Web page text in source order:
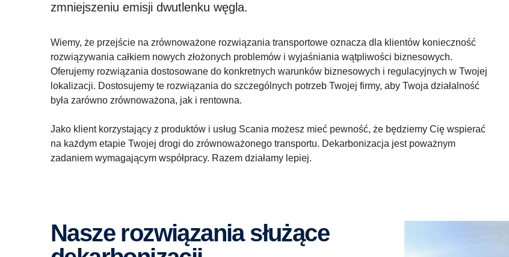
zmniejszeniu emisji dwutlenku węgla.
Wiemy, że przejście na zrównoważone rozwiązania transportowe oznacza dla klientów konieczność
rozwiązywania całkiem nowych złożonych problemów i wyjaśniania wątpliwości biznesowych.
Oferujemy rozwiązania dostosowane do konkretnych warunków biznesowych i regulacyjnych w Twojej
lokalizacji. Dostosujemy te rozwiązania do szczególnych potrzeb Twojej firmy, aby Twoja działalność
była zarówno zrównoważona, jak i rentowna.
Jako klient korzystający z produktów i usług Scania możesz mieć pewność, że będziemy Cię wspierać
na każdym etapie Twojej drogi do zrównoważonego transportu. Dekarbonizacja jest poważnym
zadaniem wymagającym współpracy. Razem działamy lepiej.
Nasze rozwiązania służące